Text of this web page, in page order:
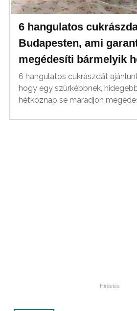
6 hangulatos
Budapesten, ami
megédesíti bármelyik
6 hangulatos cukrászdát
hogy egy szürkébbnek,
hétköznap se maradjon